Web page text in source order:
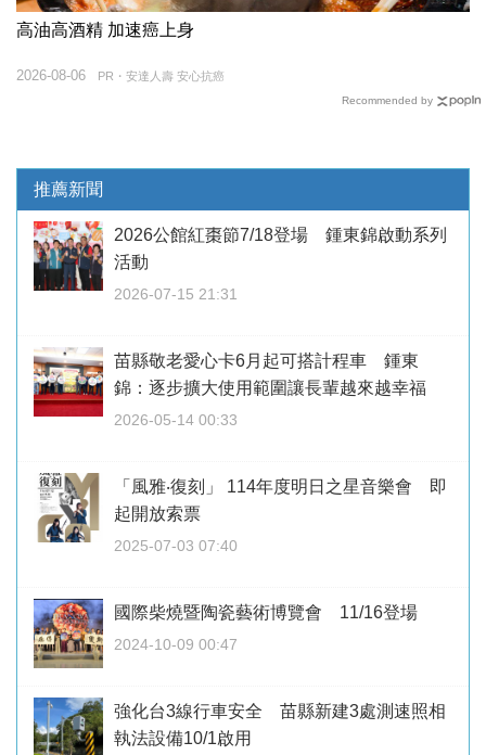
高油高酒精 加速癌上身
PR・安達人壽 安心抗癌
2026-08-06
Recommended by
推薦新聞
2026公館紅棗節7/18登場 鍾東錦啟動系列
活動
2026-07-15 21:31
苗縣敬老愛心卡6月起可搭計程車 鍾東
錦：逐步擴大使用範圍讓長輩越來越幸福
2026-05-14 00:33
「風雅‧復刻」 114年度明日之星音樂會 即
起開放索票
2025-07-03 07:40
國際柴燒暨陶瓷藝術博覽會 11/16登場
2024-10-09 00:47
強化台3線行車安全 苗縣新建3處測速照相
執法設備10/1啟用